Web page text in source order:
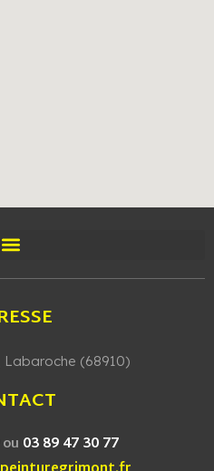
Labaroche (68910)
ou 03 89 47 30 77